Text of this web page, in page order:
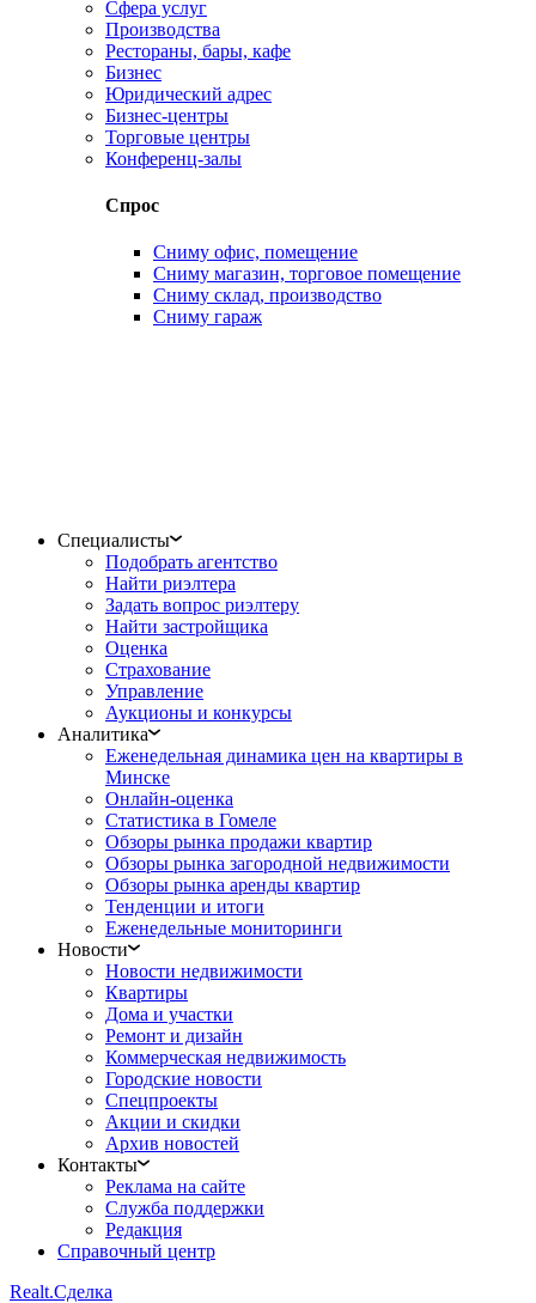
Сфера услуг
Производства
Рестораны, бары, кафе
Бизнес
Юридический адрес
Бизнес-центры
Торговые центры
Конференц-залы
Спрос
Сниму офис, помещение
Сниму магазин, торговое помещение
Сниму склад, производство
Сниму гараж
Специалисты
Подобрать агентство
Найти риэлтера
Задать вопрос риэлтеру
Найти застройщика
Оценка
Страхование
Управление
Аукционы и конкурсы
Аналитика
Еженедельная динамика цен на квартиры в
Минске
Онлайн-оценка
Статистика в Гомеле
Обзоры рынка продажи квартир
Обзоры рынка загородной недвижимости
Обзоры рынка аренды квартир
Тенденции и итоги
Еженедельные мониторинги
Новости
Новости недвижимости
Квартиры
Дома и участки
Ремонт и дизайн
Коммерческая недвижимость
Городские новости
Спецпроекты
Акции и скидки
Архив новостей
Контакты
Реклама на сайте
Служба поддержки
Редакция
Справочный центр
Realt.Сделка